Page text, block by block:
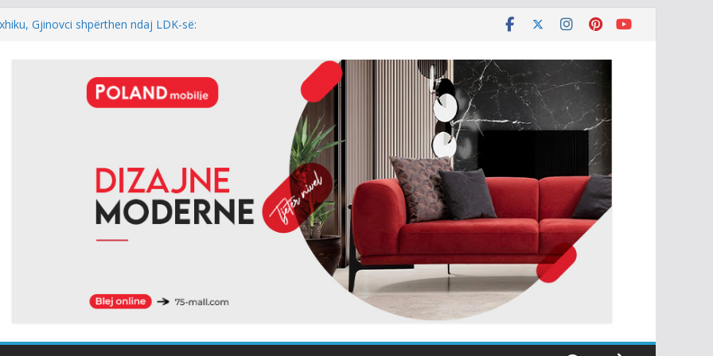
me armatosjen e Serbisë, e quan
NEXHMEDIN ISENI-NEÇKI,
I TRIMËRISË DHE DINJITETIT
Pesë zyrtarët e Listës Serbe do të